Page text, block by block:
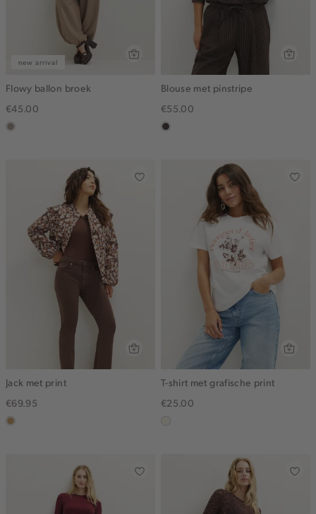
new arrival
Flowy ballon broek
€45.00
taupe,
Blouse met pinstripe
€55.00
choco
Jack met print
€69.95
camel
T-shirt met grafische print
€25.00